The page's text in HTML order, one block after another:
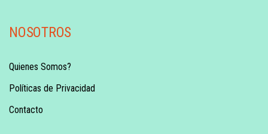
NOSOTROS
Quienes Somos?
Políticas de Privacidad
Contacto